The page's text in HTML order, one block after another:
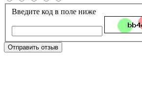
Введите код в поле ниже
Отправить отзыв